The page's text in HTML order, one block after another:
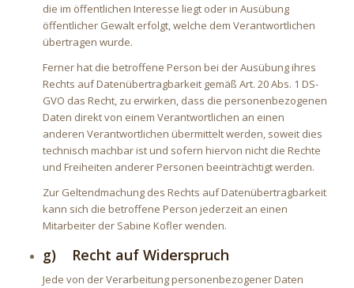
die im öffentlichen Interesse liegt oder in Ausübung
öffentlicher Gewalt erfolgt, welche dem Verantwortlichen
übertragen wurde.
Ferner hat die betroffene Person bei der Ausübung ihres
Rechts auf Datenübertragbarkeit gemäß Art. 20 Abs. 1 DS-
GVO das Recht, zu erwirken, dass die personenbezogenen
Daten direkt von einem Verantwortlichen an einen
anderen Verantwortlichen übermittelt werden, soweit dies
technisch machbar ist und sofern hiervon nicht die Rechte
und Freiheiten anderer Personen beeinträchtigt werden.
Zur Geltendmachung des Rechts auf Datenübertragbarkeit
kann sich die betroffene Person jederzeit an einen
Mitarbeiter der Sabine Kofler wenden.
g) Recht auf Widerspruch
Jede von der Verarbeitung personenbezogener Daten